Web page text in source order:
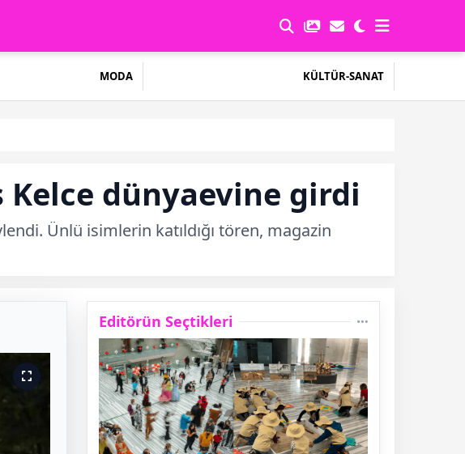
MODA KÜLTÜR-SANAT
Kelce dünyaevine girdi
Ünlü isimlerin katıldığı tören, magazin
Editörün Seçtikleri